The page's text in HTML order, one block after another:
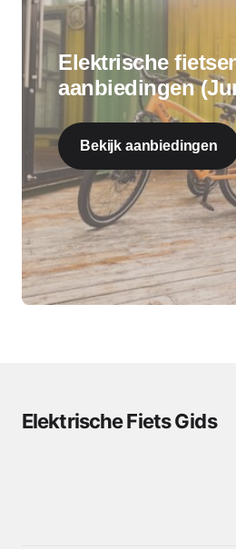
Elektrische
aanbiedingen
Bekijk aanbiedingen
Elektrische Fiets Gids